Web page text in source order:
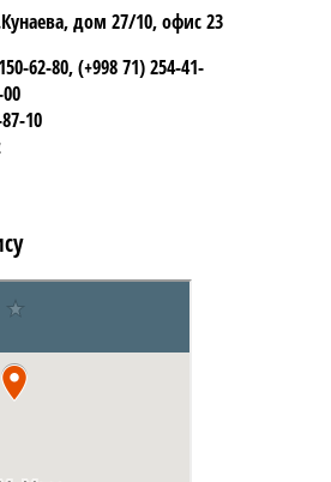
дом 27/10, офис 23
62-80, (+998 71) 254-41-
10